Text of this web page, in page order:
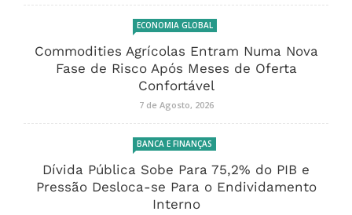
ECONOMIA GLOBAL
Commodities Agrícolas Entram Numa Nova
Fase de Risco Após Meses de Oferta
Confortável
7 de Agosto, 2026
BANCA E FINANÇAS
Dívida Pública Sobe Para 75,2% do PIB e
Pressão Desloca-se Para o Endividamento
Interno